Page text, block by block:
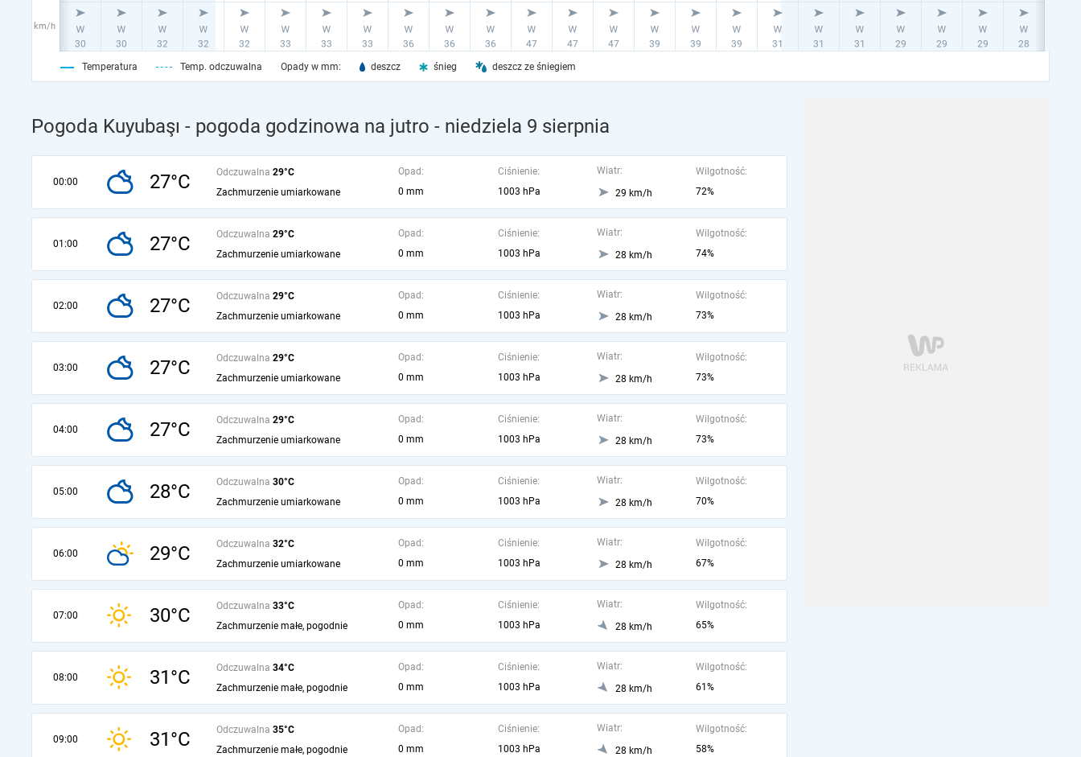
km/h
Temperatura Temp. odczuwalna Opady w mm: deszcz śnieg deszcz ze śniegiem
Pogoda Kuyubaşı - pogoda godzinowa na jutro - niedziela 9 sierpnia
00:00 27°C Odczuwalna 29°C
Zachmurzenie umiarkowane
Opad:
0 mm
Ciśnienie:
1003 hPa
Wiatr:
29 km/h
Wilgotność:
72%
01:00 27°C Odczuwalna 29°C
Zachmurzenie umiarkowane
Opad:
0 mm
Ciśnienie:
1003 hPa
Wiatr:
28 km/h
Wilgotność:
74%
02:00 27°C Odczuwalna 29°C
Zachmurzenie umiarkowane
Opad:
0 mm
Ciśnienie:
1003 hPa
Wiatr:
28 km/h
Wilgotność:
73%
03:00 27°C Odczuwalna 29°C
Zachmurzenie umiarkowane
Opad:
0 mm
Ciśnienie:
1003 hPa
Wiatr:
28 km/h
Wilgotność:
73%
04:00 27°C Odczuwalna 29°C
Zachmurzenie umiarkowane
Opad:
0 mm
Ciśnienie:
1003 hPa
Wiatr:
28 km/h
Wilgotność:
73%
05:00 28°C Odczuwalna 30°C
Zachmurzenie umiarkowane
Opad:
0 mm
Ciśnienie:
1003 hPa
Wiatr:
28 km/h
Wilgotność:
70%
06:00 29°C Odczuwalna 32°C
Zachmurzenie umiarkowane
Opad:
0 mm
Ciśnienie:
1003 hPa
Wiatr:
28 km/h
Wilgotność:
67%
07:00 30°C Odczuwalna 33°C
Zachmurzenie małe, pogodnie
Opad:
0 mm
Ciśnienie:
1003 hPa
Wiatr:
28 km/h
Wilgotność:
65%
08:00 31°C Odczuwalna 34°C
Zachmurzenie małe, pogodnie
Opad:
0 mm
Ciśnienie:
1003 hPa
Wiatr:
28 km/h
Wilgotność:
61%
09:00 31°C Odczuwalna 35°C
Zachmurzenie małe, pogodnie
Opad:
0 mm
Ciśnienie:
1003 hPa
Wiatr:
28 km/h
Wilgotność:
58%